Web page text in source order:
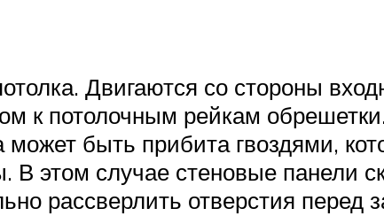
Двигаются со стороны
к потолочным рейкам
быть прибита гвоздями,
этом случае стеновые панели
рассверлить отверстия перед